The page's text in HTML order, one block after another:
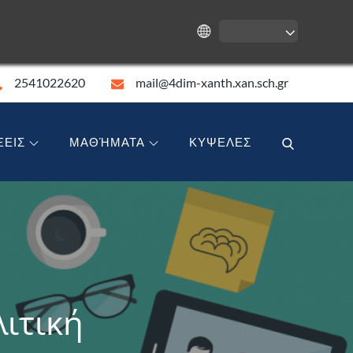
2541022620 mail@4dim-xanth.xan.sch.gr
ΜΑΘΉΜΑΤΑ ΚΥΨΕΛΕΣ